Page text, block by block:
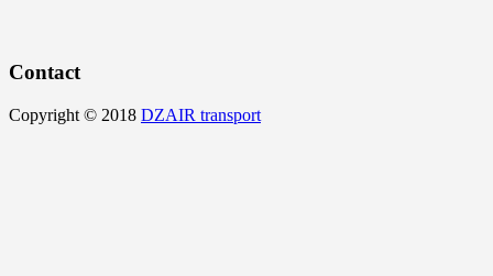
Contact
Copyright © 2018 DZAIR transport